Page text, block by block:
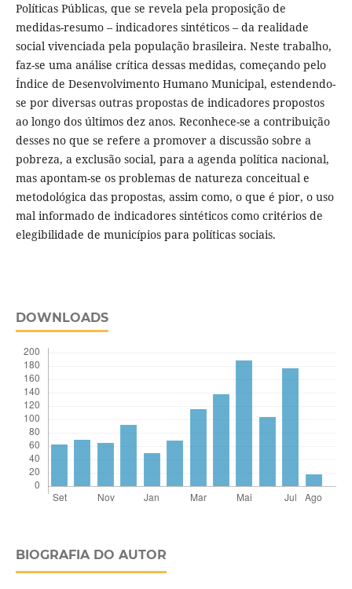
Políticas Públicas, que se revela pela proposição de
medidas-resumo – indicadores sintéticos – da realidade
social vivenciada pela população brasileira. Neste trabalho,
faz-se uma análise crítica dessas medidas, começando pelo
Índice de Desenvolvimento Humano Municipal, estendendo-
se por diversas outras propostas de indicadores propostos
ao longo dos últimos dez anos. Reconhece-se a contribuição
desses no que se refere a promover a discussão sobre a
pobreza, a exclusão social, para a agenda política nacional,
mas apontam-se os problemas de natureza conceitual e
metodológica das propostas, assim como, o que é pior, o uso
mal informado de indicadores sintéticos como critérios de
elegibilidade de municípios para políticas sociais.
DOWNLOADS
BIOGRAFIA DO AUTOR